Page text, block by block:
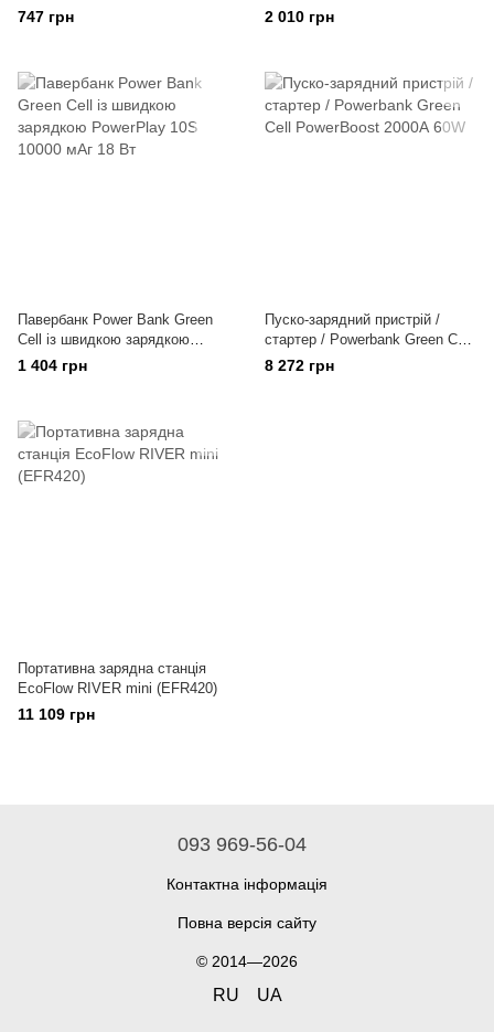
747 грн
PowerPlay20 20000 мАг 18 Вт
2 010 грн
Павербанк Power Bank Green
Cell із швидкою зарядкою
PowerPlay 10S 10000 мАг 18 Вт
1 404 грн
Пуско-зарядний пристрій /
стартер / Powerbank Green Cell
PowerBoost 2000А 60W
8 272 грн
Портативна зарядна станція
EcoFlow RIVER mini (EFR420)
11 109 грн
093 969-56-04
Контактна інформація
Повна версія сайту
© 2014—2026
RU UA